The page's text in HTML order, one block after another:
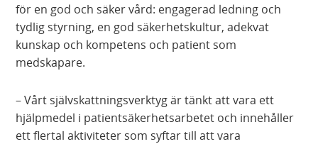
för en god och säker vård: engagerad ledning och
tydlig styrning, en god säkerhetskultur, adekvat
kunskap och kompetens och patient som
medskapare.
– Vårt självskattningsverktyg är tänkt att vara ett
hjälpmedel i patientsäkerhetsarbetet och innehåller
ett flertal aktiviteter som syftar till att vara